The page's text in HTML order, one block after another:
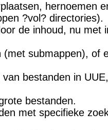
hernoemen
?vol? directories).
de inhoud, nu met
(met submappen), of
bestanden in
bestanden.
met specifieke